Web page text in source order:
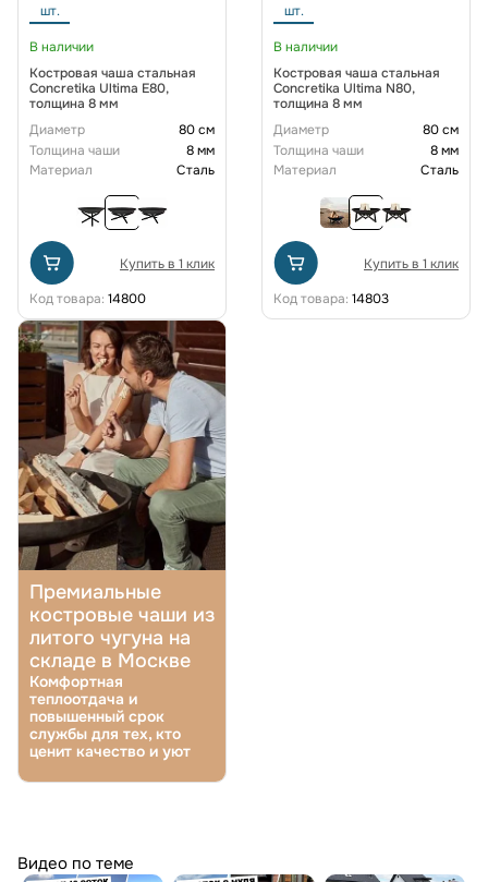
шт.
В наличии
Костровая чаша стальная
Concretika Ultima E80,
толщина 8 мм
Диаметр
80 см
Толщина чаши
8 мм
Материал
Сталь
Купить в 1 клик
Код товара: 14800
шт.
В наличии
Костровая чаша стальная
Concretika Ultima N80,
толщина 8 мм
Диаметр
80 см
Толщина чаши
8 мм
Материал
Сталь
Купить в 1 клик
Код товара: 14803
Премиальные
костровые чаши из
литого чугуна на
складе в Москве
Комфортная
теплоотдача и
повышенный срок
службы для тех, кто
ценит качество и уют
Видео по теме